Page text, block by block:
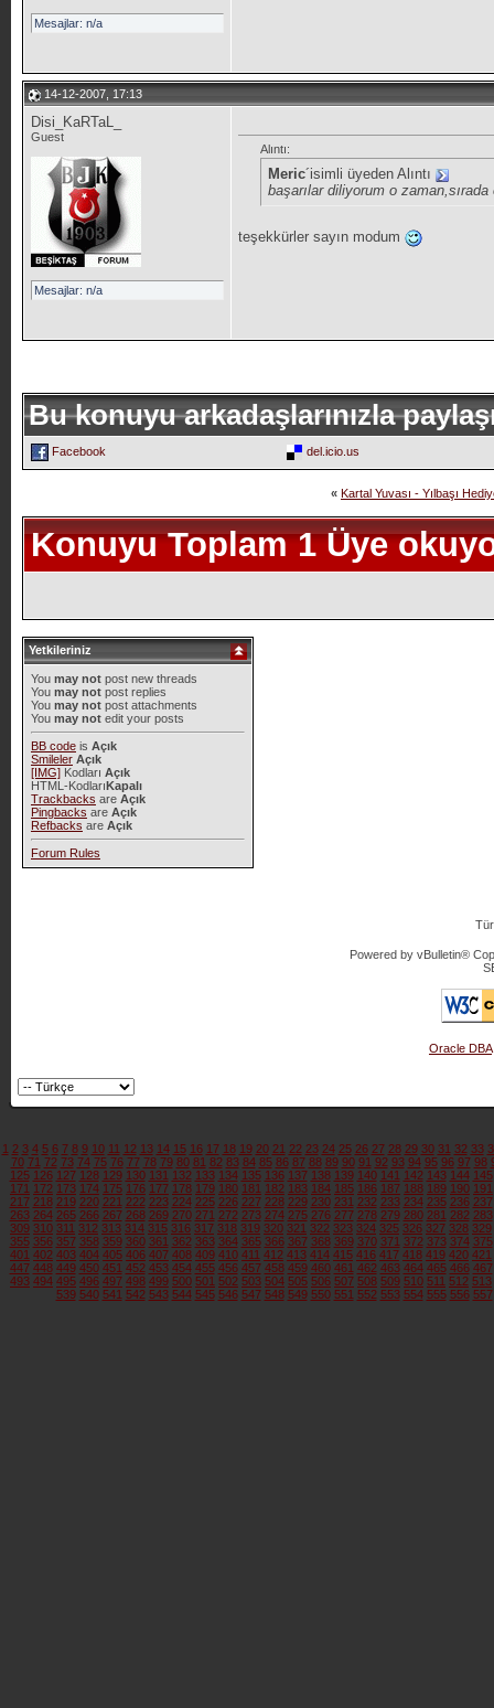
Mesajlar: n/a
14-12-2007, 17:13
Disi_KaRTaL_
Guest
Mesajlar: n/a
Alıntı:
Meric´isimli üyeden Alıntı
başarılar diliyorum o
teşekkürler sayın modum
Bu konuyu arkadaşlarınızla
Facebook del.icio.us
« Kartal Yuvası - Yılbaşı
Konuyu Toplam 1 Üye
Yetkileriniz
You may notpost new threads
You may notpost replies
You may notpost attachments
You may notedit your posts
BB codeis Açık
Smileler Açık
[IMG]Kodları Açık
HTML-KodlarıKapalı
Trackbacks are Açık
Pingbacks are Açık
Refbacks are Açık
Forum Rules
Powered by vBulletin®
Oracle DBA
1 2 3 4 5 6 7 8 9 10 11 12 13 14 15 16 17 18 19 20 21 22 23 24 25 26 27 28 29 30 31 32 33
70 71 72 73 74 75 76 77 78 79 80 81 82 83 84 85 86 87 88 89 90 91 92 93 94 95 96 97 98
125 126 127 128 129 130 131 132 133 134 135 136 137 138 139 140 141 142 143 144 145
171 172 173 174 175 176 177 178 179 180 181 182 183 184 185 186 187 188 189 190 191
217 218 219 220 221 222 223 224 225 226 227 228 229 230 231 232 233 234 235 236 237
263 264 265 266 267 268 269 270 271 272 273 274 275 276 277 278 279 280 281 282 283
309 310 311 312 313 314 315 316 317 318 319 320 321 322 323 324 325 326 327 328 329
355 356 357 358 359 360 361 362 363 364 365 366 367 368 369 370 371 372 373 374 375
401 402 403 404 405 406 407 408 409 410 411 412 413 414 415 416 417 418 419 420 421
447 448 449 450 451 452 453 454 455 456 457 458 459 460 461 462 463 464 465 466 467
493 494 495 496 497 498 499 500 501 502 503 504 505 506 507 508 509 510 511 512 513
539 540 541 542 543 544 545 546 547 548 549 550 551 552 553 554 555 556 557